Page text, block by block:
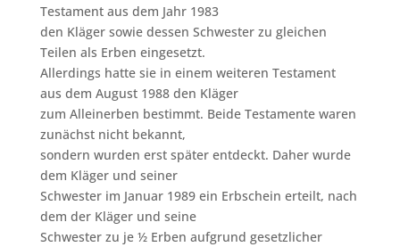
Testament aus dem Jahr 1983
den Kläger sowie dessen Schwester zu gleichen
Teilen als Erben eingesetzt.
Allerdings hatte sie in einem weiteren Testament
aus dem August 1988 den Kläger
zum Alleinerben bestimmt. Beide Testamente waren
zunächst nicht bekannt,
sondern wurden erst später entdeckt. Daher wurde
dem Kläger und seiner
Schwester im Januar 1989 ein Erbschein erteilt, nach
dem der Kläger und seine
Schwester zu je ½ Erben aufgrund gesetzlicher